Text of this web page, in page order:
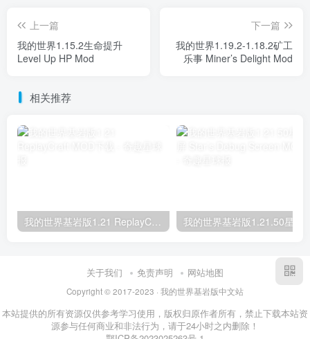
上一篇
我的世界1.15.2生命提升
Level Up HP Mod
下一篇
我的世界1.19.2-1.18.2矿工
乐事 Miner’s Delight Mod
相关推荐
我的世界基岩版1.21 ReplayCraft MOD下载
关于我们 免责声明 网站地图
Copyright © 2017-2023 · 我的世界基岩版中文站
本站提供的所有资源仅供参考学习使用，版权归原作者所有，禁止下载本站资
源参与任何商业和非法行为，请于24小时之内删除！